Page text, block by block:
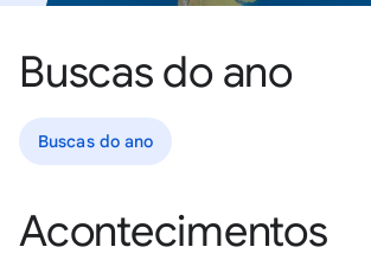
Buscas do ano
Buscas do ano
Acontecimentos